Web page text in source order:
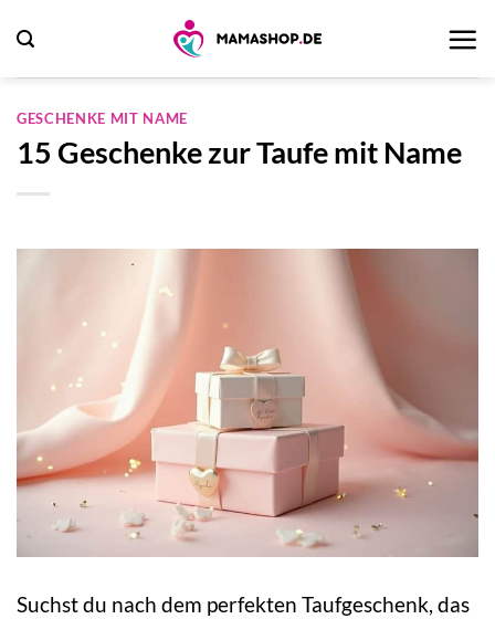
Inhalt
springen
GESCHENKE MIT NAME
15 Geschenke zur Taufe mit Name
Suchst du nach dem perfekten Taufgeschenk, das